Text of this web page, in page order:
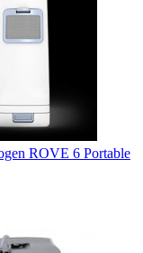
ROVE 6 Portable